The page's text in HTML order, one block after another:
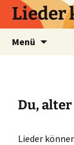
Zum
InhaltLieder
Menü
Du,
Lieder